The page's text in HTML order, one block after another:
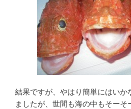
結果ですが、やはり簡単にはいか
ましたが、世間も海の中もそーそ